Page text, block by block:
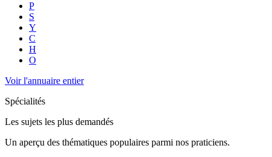
P
S
Y
C
H
O
Voir l'annuaire entier
Spécialités
Les sujets les plus demandés
Un aperçu des thématiques populaires parmi nos praticiens.